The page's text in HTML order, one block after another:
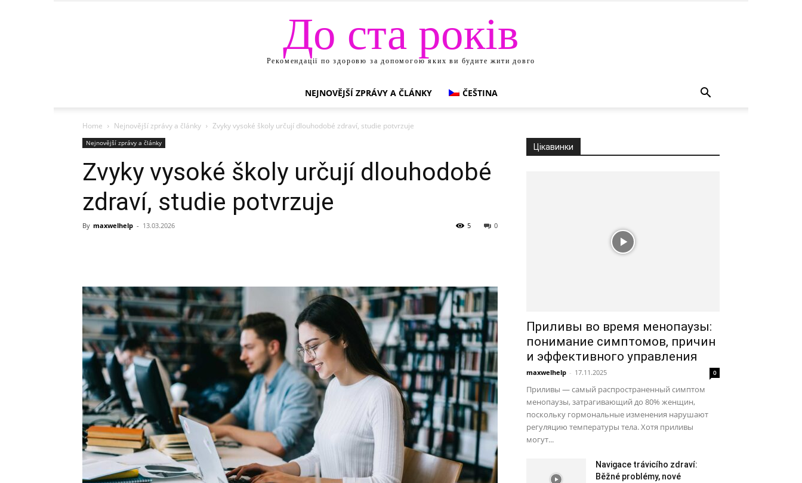
До ста років
Рекомендації по здоровю за допомогою яких ви будите жити довго
NEJNOVĚJŠÍ ZPRÁVY A ČLÁNKY ČEŠTINA
Home Nejnovější zprávy a články Zvyky vysoké školy určují dlouhodobé zdraví, studie potvrzuje
Nejnovější zprávy a články
Zvyky vysoké školy určují dlouhodobé
zdraví, studie potvrzuje
By maxwelhelp - 13.03.2026 0
5
Цікавинки
Приливы во время менопаузы:
понимание симптомов, причин
и эффективного управления
maxwelhelp - 17.11.2025 0
Приливы — самый распространенный симптом
менопаузы, затрагивающий до 80% женщин,
поскольку гормональные изменения нарушают
регуляцию температуры тела. Хотя приливы
могут...
Navigace trávicího zdraví:
Běžné problémy, nové